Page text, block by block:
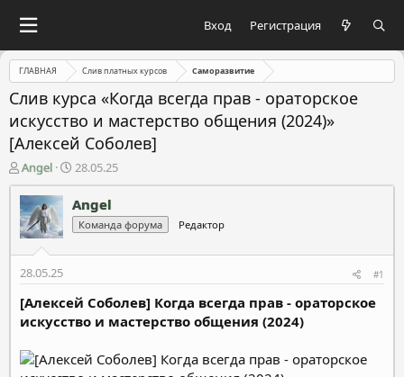
Вход Регистрация
ГЛАВНАЯ Слив платных курсов Саморазвитие
Слив курса «Когда всегда прав - ораторское
искусство и мастерство общения (2024)»
[Алексей Соболев]
А
в
т
о
р
м
ы
Angel
Д
а
т
а
н
а
л
а
28.05.25
Angel
Команда форума Редактор
28.05.25 #1
[Алексей Соболев] Когда всегда прав - ораторское
искусство и мастерство общения (2024)